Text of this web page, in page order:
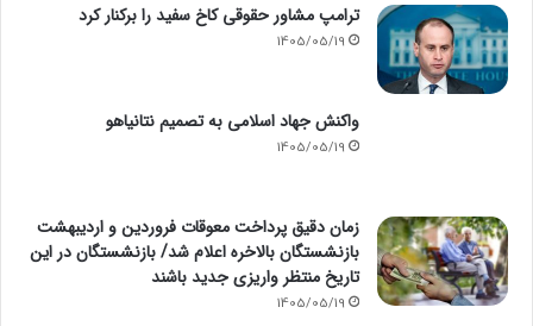
ترامپ مشاور حقوقی کاخ سفید را برکنار کرد
1405/05/19
واکنش جهاد اسلامی به تصمیم نتانیاهو
1405/05/19
زمان دقیق پرداخت معوقات فروردین و اردیبهشت
بازنشستگان بالاخره اعلام شد/ بازنشستگان در این
تاریخ منتظر واریزی جدید باشند
1405/05/19